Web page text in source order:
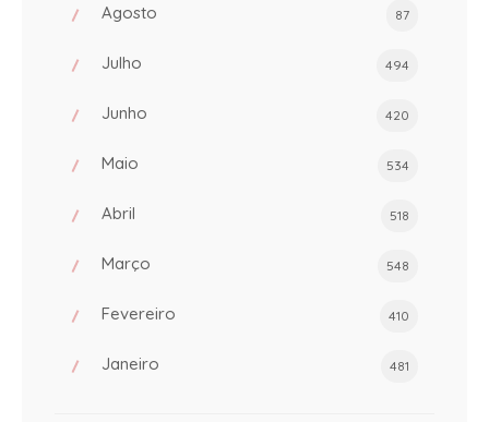
Agosto 87
Julho 494
Junho 420
Maio 534
Abril 518
Março 548
Fevereiro 410
Janeiro 481